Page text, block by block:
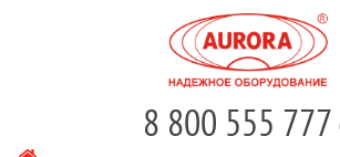
8 800 555 777